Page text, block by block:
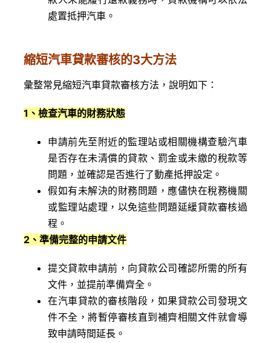
處置抵押汽車。
縮短汽車貸款審核的3大方法
彙整常見縮短汽車貸款審核方法，說明如下：
1 、檢查汽車的財務狀態
申請前先至附近的監理站或相關機構查驗汽車
是否存在未清償的貸款、罰金或未繳的稅款等
問題，並確認是否進行了動產抵押設定。
假如有未解決的財務問題，應儘快在稅務機關
或監理站處理，以免這些問題延緩貸款審核過
程。
2 、準備完整的申請文件
提交貸款申請前，向貸款公司確認所需的所有
文件，並提前準備齊全。
在汽車貸款的審核階段，如果貸款公司發現文
件不全，將暫停審核直到補齊相關文件就會導
致申請時間延長。